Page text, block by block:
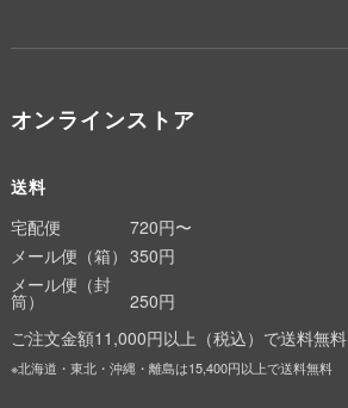
オンラインストア
送料
宅配便
720円〜
メール便（箱） 350円
メール便（封
筒）
250円
ご注文金額11,000円以上（税込）で送料無料
※北海道・東北・沖縄・離島は15,400円以上で送料無料